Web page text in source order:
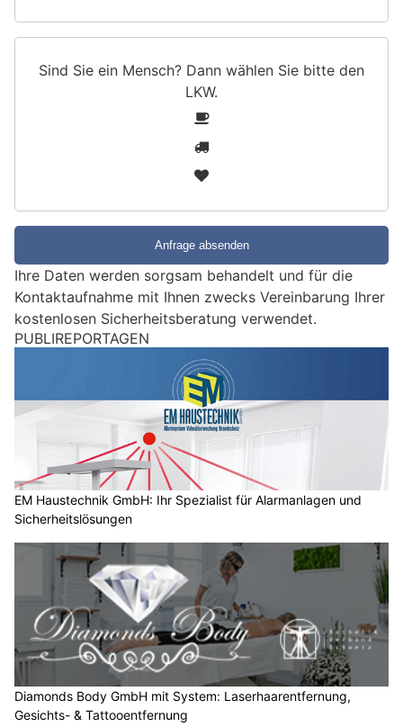
Sind Sie ein Mensch? Dann wählen Sie bitte den
LKW.
e
i
n
M
e
c
h
D
a
n
n
e
S
i
Ihre Daten werden sorgsam behandelt und für die
Kontaktaufnahme mit Ihnen zwecks Vereinbarung Ihrer
kostenlosen Sicherheitsberatung verwendet.
PUBLIREPORTAGEN
EM Haustechnik GmbH: Ihr Spezialist für Alarmanlagen und
Sicherheitslösungen
Diamonds Body GmbH mit System: Laserhaarentfernung,
Gesichts- & Tattooentfernung